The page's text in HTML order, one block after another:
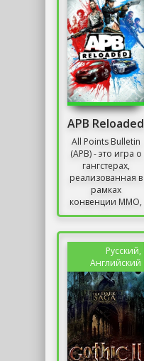
персонаж...
APB Reloaded
All Points Bulletin
(APB) - это игра о
гангстерах,
реализованная в
рамках
конвенции MMO,
которая
играть сотням
людей в...
Русский,
Английский